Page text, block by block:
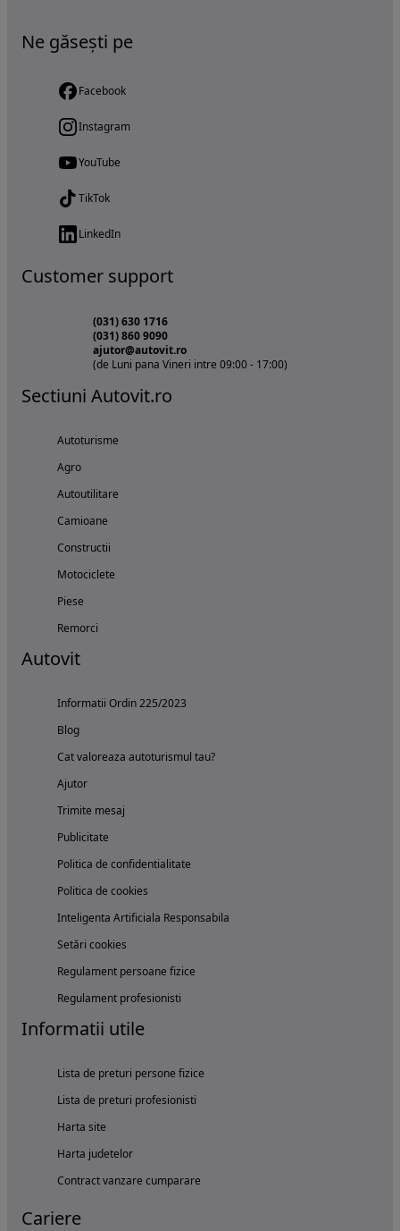
Ne găsești pe
Facebook
Instagram
YouTube
TikTok
LinkedIn
Customer support
(031) 630 1716
(031) 860 9090
ajutor@autovit.ro
(de Luni pana Vineri intre 09:00 - 17:00)
Sectiuni Autovit.ro
Autoturisme
Agro
Autoutilitare
Camioane
Constructii
Motociclete
Piese
Remorci
Autovit
Informatii Ordin 225/2023
Blog
Cat valoreaza autoturismul tau?
Ajutor
Trimite mesaj
Publicitate
Politica de confidentialitate
Politica de cookies
Inteligenta Artificiala Responsabila
Setări cookies
Regulament persoane fizice
Regulament profesionisti
Informatii utile
Lista de preturi persone fizice
Lista de preturi profesionisti
Harta site
Harta judetelor
Contract vanzare cumparare
Cariere